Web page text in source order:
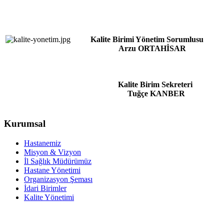
Kalite Birimi Yönetim Sorumlusu
Arzu ORTAHİSAR
Kalite Birim Sekreteri
Tuğçe KANBER
Kurumsal
Hastanemiz
Misyon & Vizyon
İl Sağlık Müdürümüz
Hastane Yönetimi
Organizasyon Şeması
İdari Birimler
Kalite Yönetimi